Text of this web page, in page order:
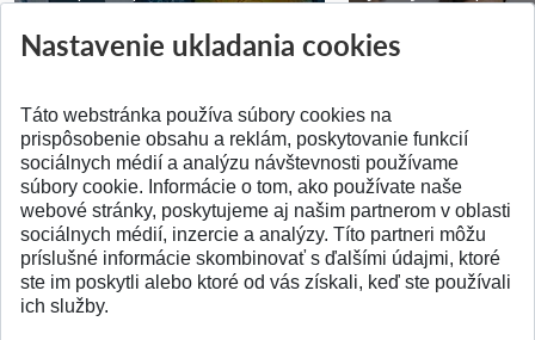
Publikované 31.07.2026 Publikované
SPÄŤ NA VRCH
Nastavenie ukladania cookies
Táto webstránka používa súbory cookies na
prispôsobenie obsahu a reklám, poskytovanie funkcií
sociálnych médií a analýzu návštevnosti používame
súbory cookie. Informácie o tom, ako používate naše
webové stránky, poskytujeme aj našim partnerom v oblasti
sociálnych médií, inzercie a analýzy. Títo partneri môžu
príslušné informácie skombinovať s ďalšími údajmi, ktoré
ste im poskytli alebo ktoré od vás získali, keď ste používali
ich služby.